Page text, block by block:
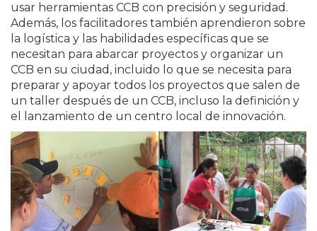
usar herramientas CCB con precisión y seguridad.
Además, los facilitadores también aprendieron sobre
la logística y las habilidades específicas que se
necesitan para abarcar proyectos y organizar un
CCB en su ciudad, incluido lo que se necesita para
preparar y apoyar todos los proyectos que salen de
un taller después de un CCB, incluso la definición y
el lanzamiento de un centro local de innovación.